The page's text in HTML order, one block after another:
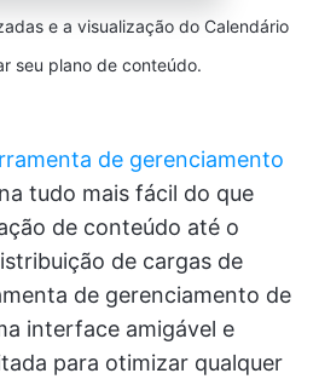
e a visualização do Calendário
seu plano de conteúdo.
de gerenciamento
tudo mais fácil do que
de conteúdo até o
de cargas de
de gerenciamento de
interface amigável e
para otimizar qualquer